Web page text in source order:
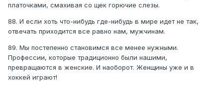
платочками, смахивая со щек горючие слезы.
88. И если хоть что-нибудь где-нибудь в мире идет не так,
отвечать приходится все равно нам, мужчинам.
89. Мы постепенно становимся все менее нужными.
Профессии, которые традиционно были нашими,
превращаются в женские. И наоборот. Женщины уже и в
хоккей играют!